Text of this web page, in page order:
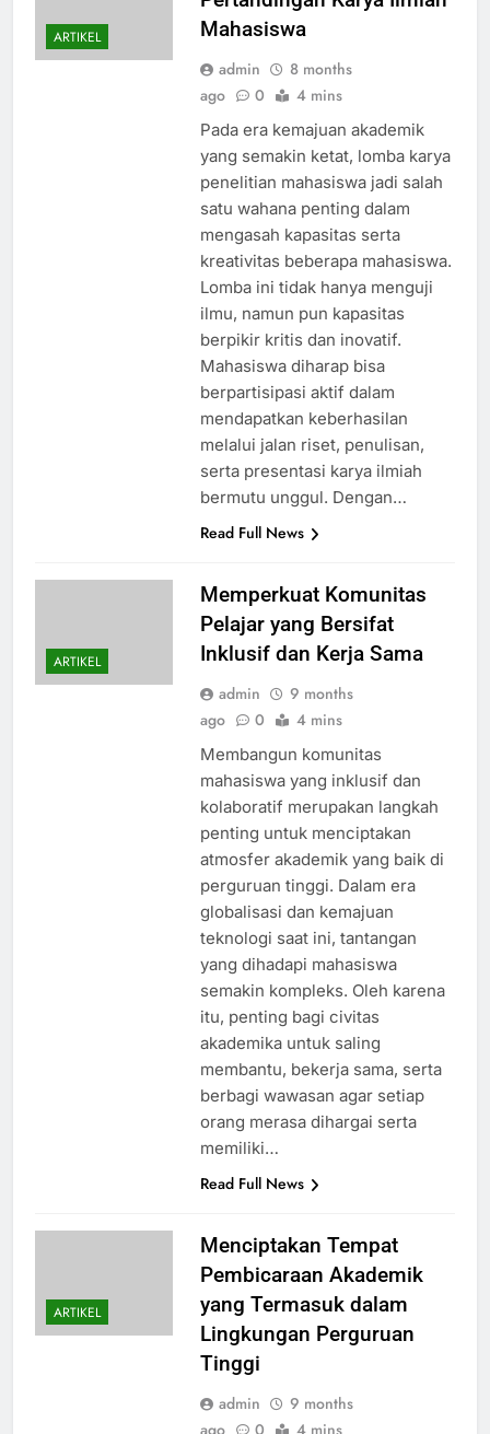
ARTIKEL
Mahasiswa
admin
8 months
ago
0 4 mins
Pada era kemajuan akademik
yang semakin ketat, lomba karya
penelitian mahasiswa jadi salah
satu wahana penting dalam
mengasah kapasitas serta
kreativitas beberapa mahasiswa.
Lomba ini tidak hanya menguji
ilmu, namun pun kapasitas
berpikir kritis dan inovatif.
Mahasiswa diharap bisa
berpartisipasi aktif dalam
mendapatkan keberhasilan
melalui jalan riset, penulisan,
serta presentasi karya ilmiah
bermutu unggul. Dengan…
Read Full News
ARTIKEL
Memperkuat Komunitas
Pelajar yang Bersifat
Inklusif dan Kerja Sama
admin
9 months
ago
0 4 mins
Membangun komunitas
mahasiswa yang inklusif dan
kolaboratif merupakan langkah
penting untuk menciptakan
atmosfer akademik yang baik di
perguruan tinggi. Dalam era
globalisasi dan kemajuan
teknologi saat ini, tantangan
yang dihadapi mahasiswa
semakin kompleks. Oleh karena
itu, penting bagi civitas
akademika untuk saling
membantu, bekerja sama, serta
berbagi wawasan agar setiap
orang merasa dihargai serta
memiliki…
Read Full News
ARTIKEL
Menciptakan Tempat
Pembicaraan Akademik
yang Termasuk dalam
Lingkungan Perguruan
Tinggi
admin
9 months